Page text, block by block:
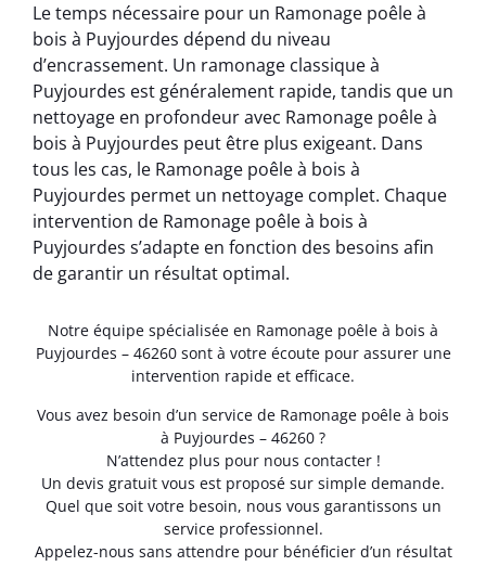
Le temps nécessaire pour un Ramonage poêle à
bois à Puyjourdes dépend du niveau
d’encrassement. Un ramonage classique à
Puyjourdes est généralement rapide, tandis que un
nettoyage en profondeur avec Ramonage poêle à
bois à Puyjourdes peut être plus exigeant. Dans
tous les cas, le Ramonage poêle à bois à
Puyjourdes permet un nettoyage complet. Chaque
intervention de Ramonage poêle à bois à
Puyjourdes s’adapte en fonction des besoins afin
de garantir un résultat optimal.
Notre équipe spécialisée en Ramonage poêle à bois à
Puyjourdes – 46260 sont à votre écoute pour assurer une
intervention rapide et efficace.
Vous avez besoin d’un service de Ramonage poêle à bois
à Puyjourdes – 46260 ?
N’attendez plus pour nous contacter !
Un devis gratuit vous est proposé sur simple demande.
Quel que soit votre besoin, nous vous garantissons un
service professionnel.
Appelez-nous sans attendre pour bénéficier d’un résultat